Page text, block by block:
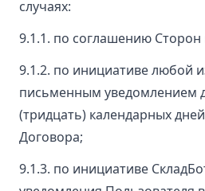
случаях:
9.1.1. по соглашению
9.1.2. по инициативе любой
письменным уведомлением
(тридцать) календарных
Договора;
9.1.3. по инициативе